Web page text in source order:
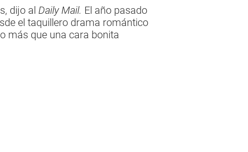
dijo al Daily Mail. El año pasado
el taquillero drama romántico
más que una cara bonita